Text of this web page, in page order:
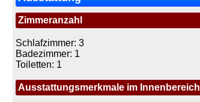
Zimmeranzahl
Schlafzimmer: 3
Badezimmer: 1
Toiletten: 1
Ausstattungsmerkmale im Innenbereich